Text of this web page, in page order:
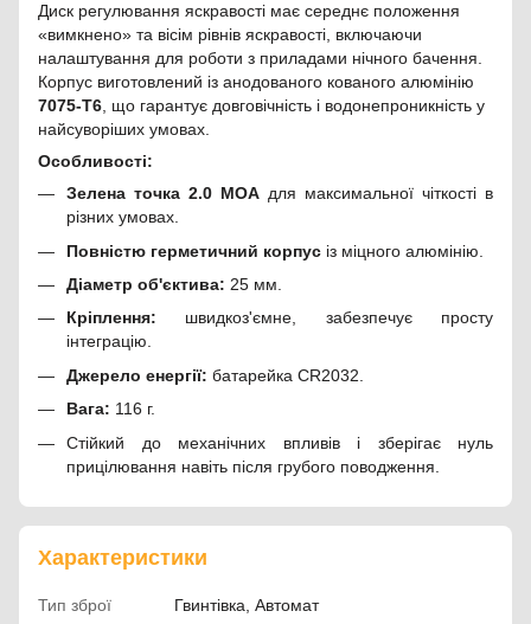
Диск регулювання яскравості має середнє положення
«вимкнено» та вісім рівнів яскравості, включаючи
налаштування для роботи з приладами нічного бачення.
Корпус виготовлений із анодованого кованого алюмінію
7075-T6 , що гарантує довговічність і водонепроникність у
найсуворіших умовах.
Особливості:
Зелена точка 2.0 MOA для максимальної чіткості в
різних умовах.
Повністю герметичний корпус із міцного алюмінію.
Діаметр об'єктива: 25 мм.
Кріплення: швидкоз'ємне, забезпечує просту
інтеграцію.
Джерело енергії: батарейка CR2032.
Вага: 116 г.
Стійкий до механічних впливів і зберігає нуль
прицілювання навіть після грубого поводження.
Характеристики
Тип зброї
Гвинтівка, Автомат